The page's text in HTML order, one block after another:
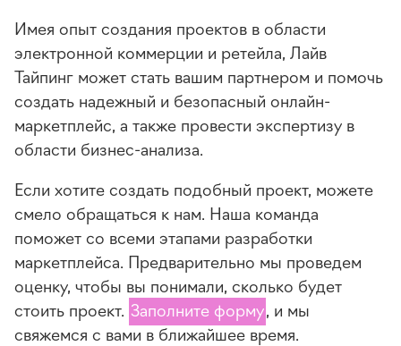
Имея опыт создания проектов в области
электронной коммерции и ретейла, Лайв
Тайпинг может стать вашим партнером и помочь
создать надежный и безопасный онлайн-
маркетплейс, а также провести экспертизу в
области бизнес-анализа.
Если хотите создать подобный проект, можете
смело обращаться к нам. Наша команда
поможет со всеми этапами разработки
маркетплейса. Предварительно мы проведем
оценку, чтобы вы понимали, сколько будет
стоить проект. Заполните форму, и мы
свяжемся с вами в ближайшее время.